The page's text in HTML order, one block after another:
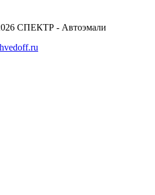
СПЕКТР - Автоэмали